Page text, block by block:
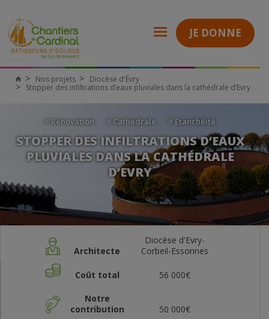
JE DONNE
Nos projets
Diocèse d'Évry
Stopper des infiltrations d’eaux pluviales dans la cathédrale d’Evry
#Rénovation # Cathédrale #Etanchéité
STOPPER DES INFILTRATIONS D’EAUX
PLUVIALES DANS LA CATHÉDRALE
D’EVRY
Architecte
Diocèse d'Evry-
Corbeil-Essonnes
Coût total 56 000€
Notre
contribution
50 000€